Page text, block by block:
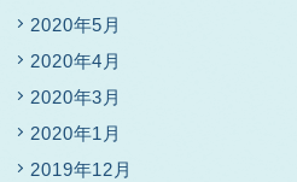
2020年5月
2020年4月
2020年3月
2020年1月
2019年12月